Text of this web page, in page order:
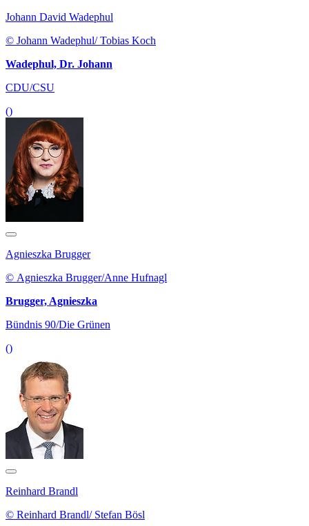
Johann David Wadephul
© Johann Wadephul/ Tobias Koch
Wadephul, Dr. Johann
CDU/CSU
()
Agnieszka Brugger
© Agnieszka Brugger/Anne Hufnagl
Brugger, Agnieszka
Bündnis 90/Die Grünen
()
Reinhard Brandl
© Reinhard Brandl/ Stefan Bösl